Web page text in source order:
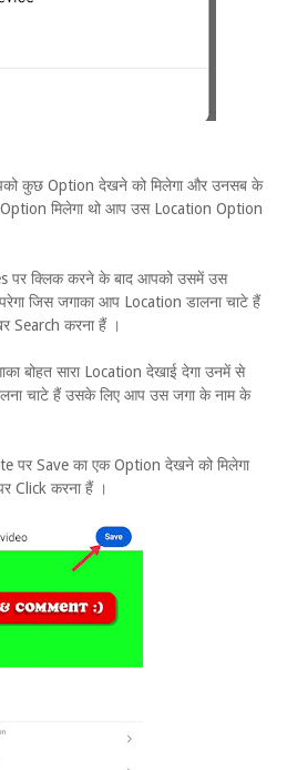
कुछ Option देखने को मिलेगा और उनसब के
मिलेगा थो आप उस Location Option
पर क्लिक करने के बाद आपको उसमें उस
जिस जगाका आप Location डालना चाटे हैं
Search करना हैं ।
बोहत सारा Location देखाई देगा उनमें से
चाटे हैं उसके लिए आप उस जगा के नाम के
Save का एक Option देखने को मिलेगा
Click करना हैं ।